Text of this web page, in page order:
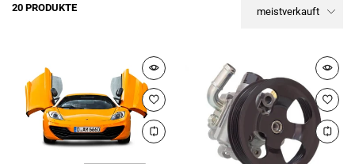
20 PRODUKTE meistverkauft